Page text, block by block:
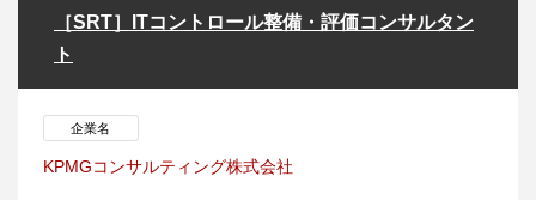
［SRT］ITコントロール整備・評価コンサルタン
ト
企業名
KPMGコンサルティング株式会社